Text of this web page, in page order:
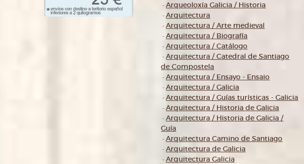
-Arqueoloxía Galicia / Historia
-Arquitectura
-Arquitectura / Arte medieval
-Arquitectura / Biografía
-Arquitectura / Catálogo
-Arquitectura / Catedral de Santiago
de Compostela
-Arquitectura / Ensayo - Ensaio
-Arquitectura / Galicia
-Arquitectura / Guías turísticas - Galicia
-Arquitectura / Historia de Galicia
-Arquitectura / Historia de Galicia /
Guía
-Arquitectura Camino de Santiago
-Arquitectura de Galicia
-Arquitectura Galicia